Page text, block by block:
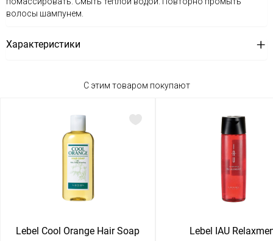
волосы шампунем.
Характеристики
С этим товаром покупают
Lebel Cool Orange Hair Soap Lebel IAU